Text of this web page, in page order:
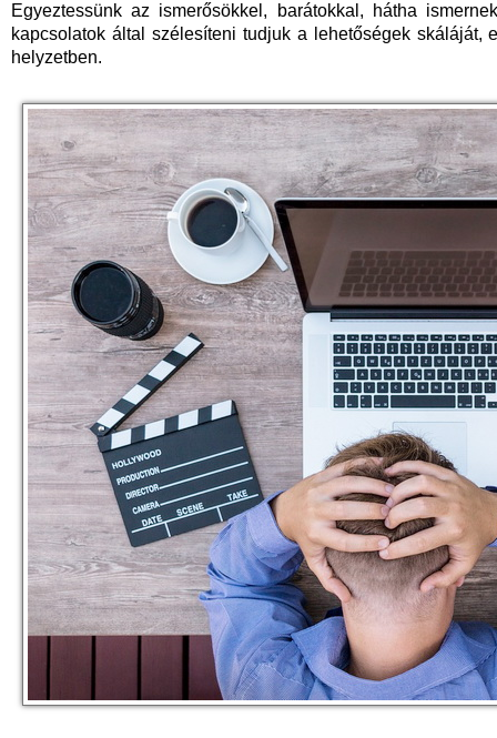
Egyeztessünk az ismerősökkel, barátokkal, hátha
kapcsolatok által szélesíteni tudjuk a lehetőségek
helyzetben.